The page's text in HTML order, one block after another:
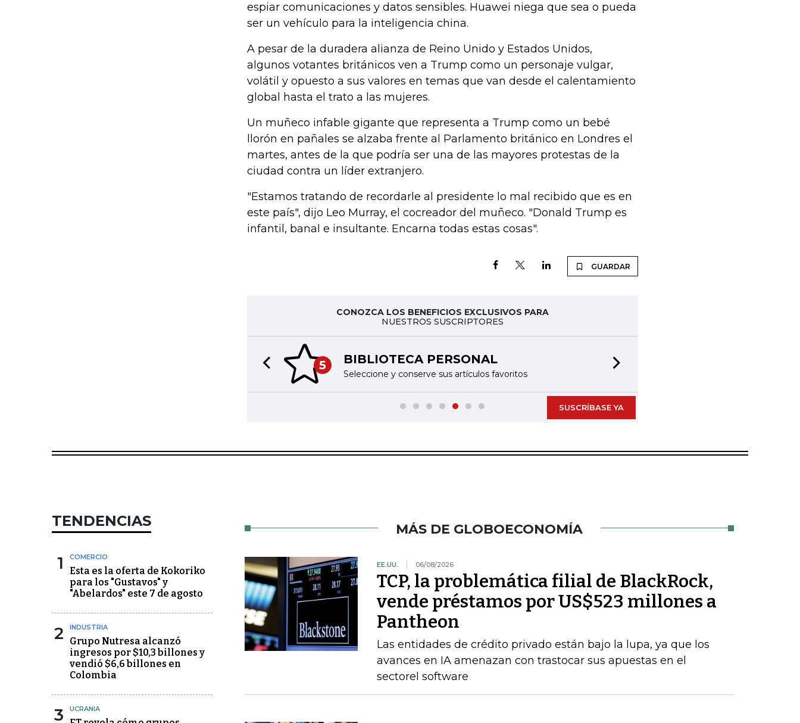
espiar comunicaciones y datos sensibles. Huawei niega que sea o pueda
ser un vehículo para la inteligencia china.
A pesar de la duradera alianza de Reino Unido y Estados Unidos,
algunos votantes británicos ven a Trump como un personaje vulgar,
volátil y opuesto a sus valores en temas que van desde el calentamiento
global hasta el trato a las mujeres.
Un muñeco infable gigante que representa a Trump como un bebé
llorón en pañales se alzaba frente al Parlamento británico en Londres el
martes, antes de la que podría ser una de las mayores protestas de la
ciudad contra un líder extranjero.
"Estamos tratando de recordarle al presidente lo mal recibido que es en
este país", dijo Leo Murray, el cocreador del muñeco. "Donald Trump es
infantil, banal e insultante. Encarna todas estas cosas".
GUARDAR
CONOZCA LOS BENEFICIOS EXCLUSIVOS PARA
NUESTROS SUSCRIPTORES
5 BIBLIOTECA PERSONAL
Seleccione y conserve sus artículos favoritos
Previous slide
SUSCRÍBASE YA
TENDENCIAS
1 COMERCIO
Esta es la oferta de Kokoriko
para los "Gustavos" y
"Abelardos" este 7 de agosto
2 INDUSTRIA
Grupo Nutresa alcanzó
ingresos por $10,3 billones y
vendió $6,6 billones en
Colombia
3 UCRANIA
MÁS DE GLOBOECONOMÍA
EE.UU. 06/08/2026
TCP, la problemática filial de BlackRock,
vende préstamos por US$523 millones a
Pantheon
Las entidades de crédito privado están bajo la lupa, ya que los
avances en IA amenazan con trastocar sus apuestas en el
sectorel software